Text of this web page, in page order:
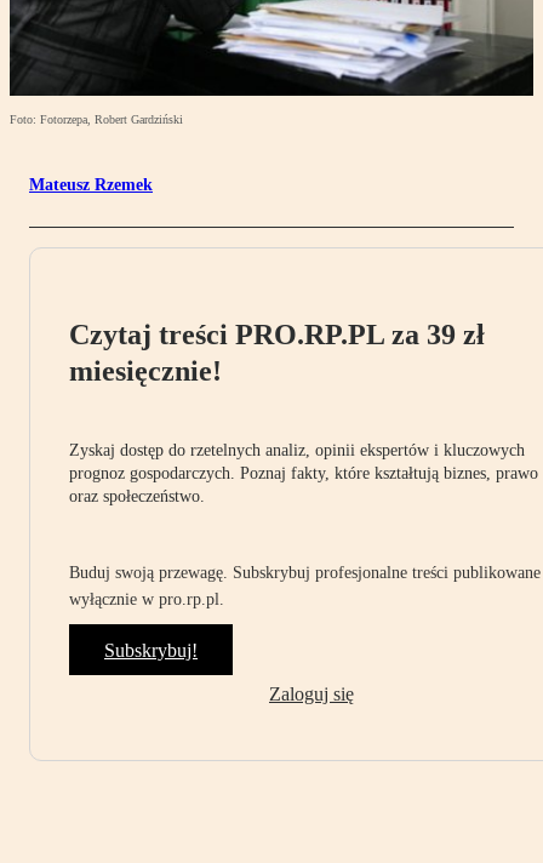
Foto: Fotorzepa, Robert Gardziński
Mateusz Rzemek
Czytaj treści PRO.RP.PL za 39 zł
miesięcznie!
Zyskaj dostęp do rzetelnych analiz, opinii ekspertów i kluczowych
prognoz gospodarczych. Poznaj fakty, które kształtują biznes, prawo
oraz społeczeństwo.
Buduj swoją przewagę. Subskrybuj profesjonalne treści publikowane
wyłącznie w pro.rp.pl.
Subskrybuj!
Zaloguj się